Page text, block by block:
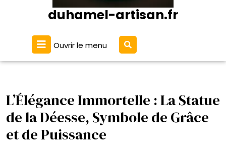
duhamel-artisan.fr
Ouvrir le menu Ouvrir
le
menu
L’Élégance Immortelle : La Statue
de la Déesse, Symbole de Grâce
et de Puissance